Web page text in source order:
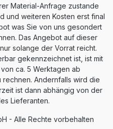
Material-Anfrage zustande
und weiteren Kosten erst final
was Sie von uns gesondert
Das Angebot auf dieser
solange der Vorrat reicht.
gekennzeichnet ist, ist mit
ca. 5 Werktagen ab
rechnen. Andernfalls wird die
ist dann abhängig von der
Lieferanten.
- Alle Rechte vorbehalten